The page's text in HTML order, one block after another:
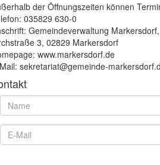
der Öffnungszeiten können
035829 630-0
Gemeindeverwaltung Markersdorf,
3, 02829 Markersdorf
www.markersdorf.de
sekretariat@gemeinde-